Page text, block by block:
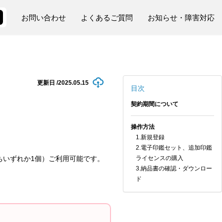
お問い合わせ よくあるご質問 お知らせ・障害対応
更新日 /2025.05.15
ずれか1個）ご利用可能です。
目次
契約期間について
操作方法
1.新規登録
2.電子印鑑セット、追加印鑑
ライセンスの購入
3.納品書の確認・ダウンロー
ド